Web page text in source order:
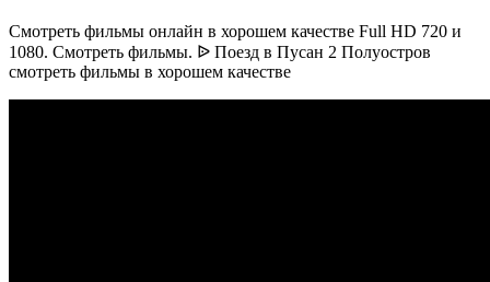
Смотреть фильмы онлайн в хорошем качестве Full HD 720 и
1080. Смотреть фильмы. ᐉ Поезд в Пусан 2 Полуостров
смотреть фильмы в хорошем качестве